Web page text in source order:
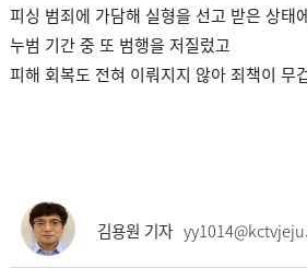
피싱 범죄에 가담해 실형을 선고 받은 상태
누범 기간 중 또 범행을 저질렀고
피해 회복도 전혀 이뤄지지 않아 죄책이 무
김용원 기자